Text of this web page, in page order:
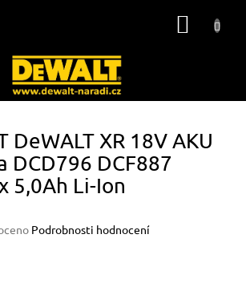
DeWALT XR 18V AKU
DCD796 DCF887
5,0Ah Li-Ion
Podrobnosti hodnocení